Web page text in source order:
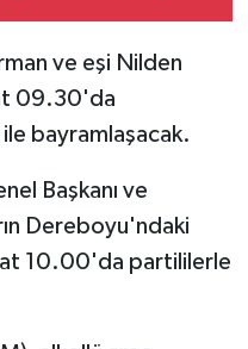
ve eşi Nilden
09.30'da
ile bayramlaşacak.
Başkanı ve
Dereboyu'ndaki
10.00'da partililerle